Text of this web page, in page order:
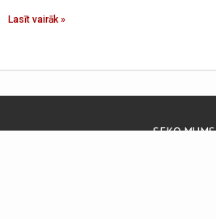
Lasīt vairāk »
SEKO MUMS